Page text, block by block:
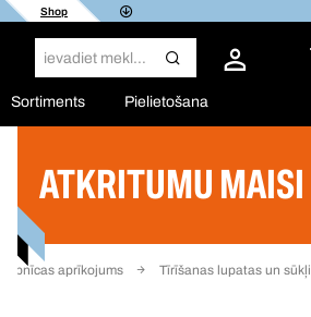
Shop
Sortiments Pielietošana
ATKRITUMU MAISI
aprīkojums Tīrīšanas lupatas un sūkļi
Filtrs